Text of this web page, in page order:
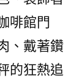
啡館門
、戴著鑽
的狂熱追